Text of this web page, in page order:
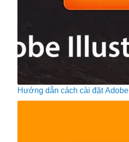
Hướng dẫn cách cài đặt